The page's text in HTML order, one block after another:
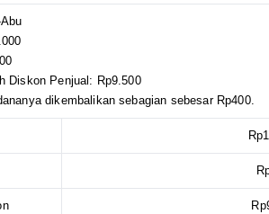
Diskon Penjual: Rp9.500
dikembalikan sebagian sebesar Rp400.